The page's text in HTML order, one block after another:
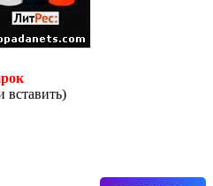
вставить)